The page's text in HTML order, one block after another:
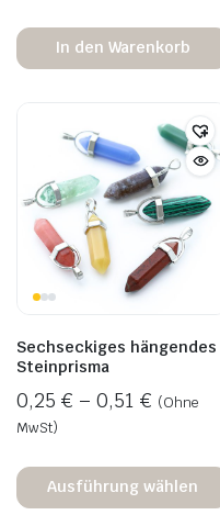
In den Warenkorb
Sechseckiges hängendes
Steinprisma
0,25 € – 0,51 € (Ohne
MwSt)
Ausführung wählen